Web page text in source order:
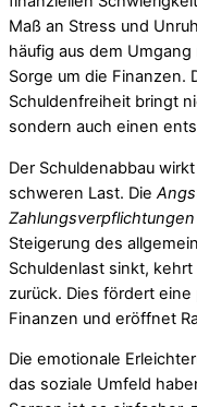
Maß an Stress und
häufig aus dem
Sorge um die Finanzen.
Schuldenfreiheit bringt
sondern auch einen
Der Schuldenabbau
schweren Last. Die
Zahlungsverpflichtungen
Steigerung des
Schuldenlast sinkt,
zurück. Dies fördert
Finanzen und eröffnet
Die emotionale
das soziale Umfeld